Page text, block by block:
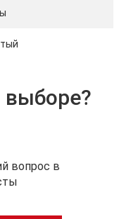
вопрос в